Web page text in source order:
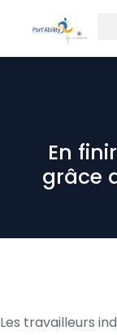
En
grâce
Les travailleurs